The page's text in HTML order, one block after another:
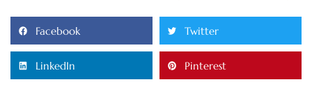
Facebook Twitter
LinkedIn Pinterest